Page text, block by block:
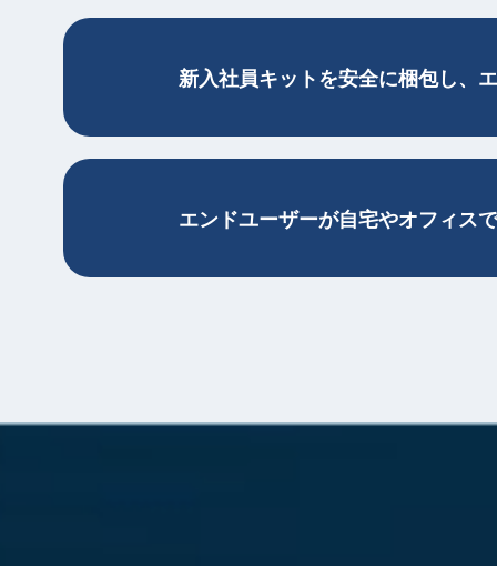
新入社員キットを安全に梱包し、
エンドユーザーが自宅やオフィス